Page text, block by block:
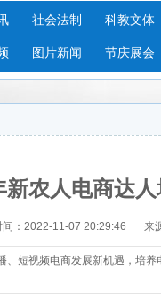
社会法制 科教文体
图片新闻 节庆展会
新农人电商达
间：2022-11-07 20:29:46 来
、短视频电商发展新机遇，培